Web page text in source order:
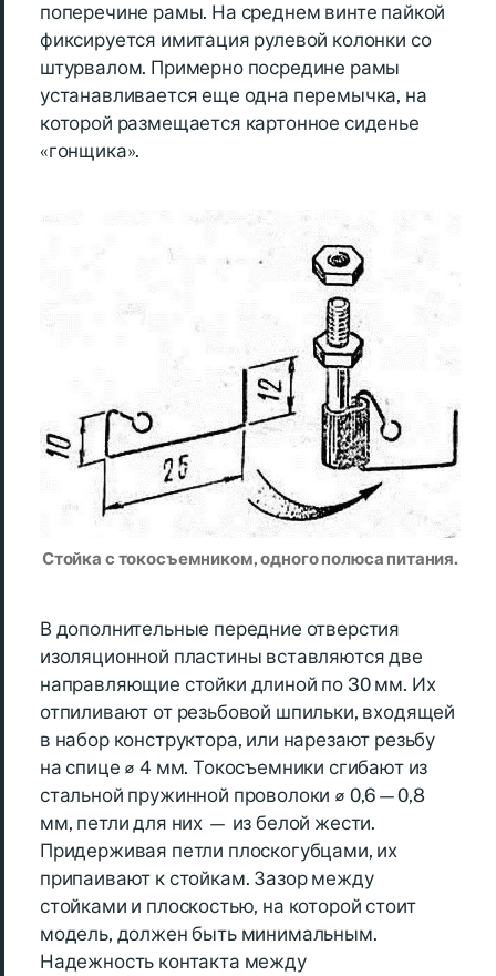
поперечине рамы. На среднем винте пайкой
фиксируется имитация рулевой колонки со
штурвалом. Примерно посредине рамы
устанавливается еще одна перемычка, на
которой размещается картонное сиденье
«гонщика».
Стойка с токосъемником, одного полюса питания.
В дополнительные передние отверстия
изоляционной пластины вставляются две
направляющие стойки длиной по 30 мм. Их
отпиливают от резьбовой шпильки, входящей
в набор конструктора, или нарезают резьбу
на спице ⌀ 4 мм. Токосъемники сгибают из
стальной пружинной проволоки ⌀ 0,6—0,8
мм, петли для них — из белой жести.
Придерживая петли плоскогубцами, их
припаивают к стойкам. Зазор между
стойками и плоскостью, на которой стоит
модель, должен быть минимальным.
Надежность контакта между